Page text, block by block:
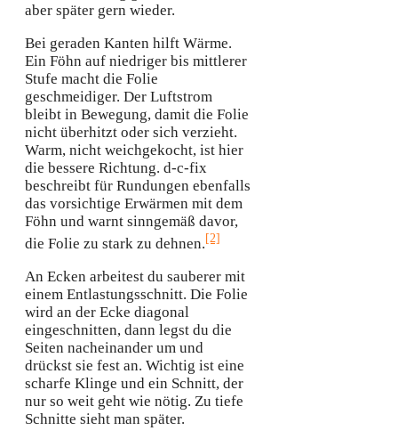
aber später gern wieder.
Bei geraden Kanten hilft Wärme.
Ein Föhn auf niedriger bis mittlerer
Stufe macht die Folie
geschmeidiger. Der Luftstrom
bleibt in Bewegung, damit die Folie
nicht überhitzt oder sich verzieht.
Warm, nicht weichgekocht, ist hier
die bessere Richtung. d-c-fix
beschreibt für Rundungen ebenfalls
das vorsichtige Erwärmen mit dem
Föhn und warnt sinngemäß davor,
die Folie zu stark zu dehnen.[2]
An Ecken arbeitest du sauberer mit
einem Entlastungsschnitt. Die Folie
wird an der Ecke diagonal
eingeschnitten, dann legst du die
Seiten nacheinander um und
drückst sie fest an. Wichtig ist eine
scharfe Klinge und ein Schnitt, der
nur so weit geht wie nötig. Zu tiefe
Schnitte sieht man später.